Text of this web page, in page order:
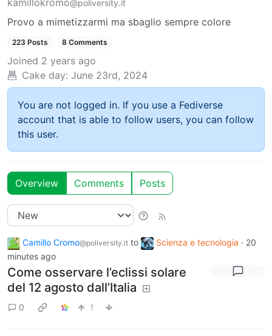
kamillokromo@poliversity.it
Provo a mimetizzarmi ma sbaglio sempre colore
223 Posts 8 Comments
Joined 2 years ago
Cake day: June 23rd, 2024
You are not logged in. If you use a Fediverse
account that is able to follow users, you can follow
this user.
Overview Comments Posts
Camillo Cromo@poliversity.it to Scienza e tecnologia · 20
minutes ago
Come osservare l’eclissi solare
del 12 agosto dall’Italia
0 1